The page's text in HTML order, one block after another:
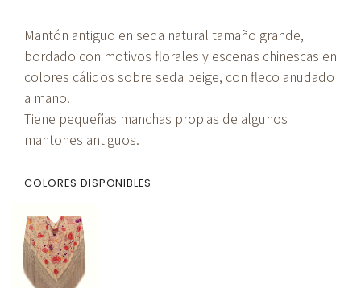
Mantón antiguo en seda natural tamaño grande,
bordado con motivos florales y escenas chinescas en
colores cálidos sobre seda beige, con fleco anudado
a mano.
Tiene pequeñas manchas propias de algunos
mantones antiguos.
COLORES DISPONIBLES